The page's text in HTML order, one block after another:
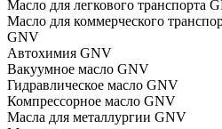
Масло для легкового транспорта
Масло для коммерческого
GNV
Автохимия GNV
Вакуумное масло GNV
Гидравлическое масло GNV
Компрессорное масло GNV
Масла для металлургии GNV